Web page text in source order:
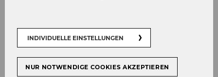
INDIVIDUELLE EINSTELLUNGEN
NUR NOTWENDIGE COOKIES AKZEPTIEREN